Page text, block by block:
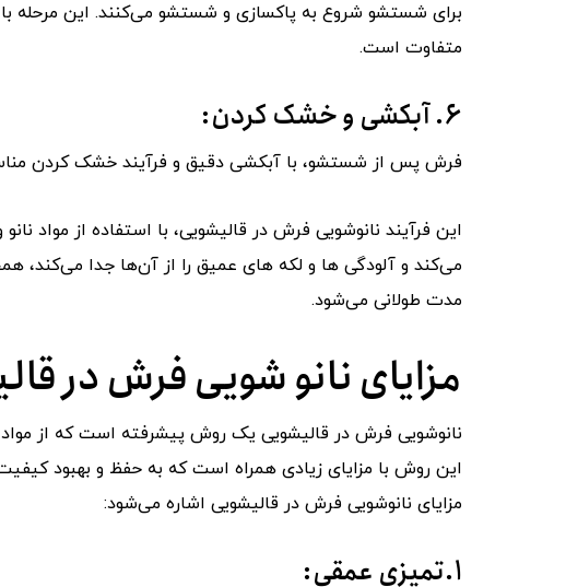
برای شستشو شروع به پاکسازی و شستشو می‌کنند. این مرحله
متفاوت است.
۶. آبکشی و خشک کردن:
فرش پس از شستشو، با آبکشی دقیق و فرآیند خشک کردن
این فرآیند نانوشویی فرش در قالیشویی، با استفاده از مواد
می‌کند و آلودگی ‌ها و لکه ‌های عمیق را از آن‌ها جدا می‌کند،
مدت طولانی می‌شود.
مزایای نانو شویی فرش در
نانوشویی فرش در قالیشویی یک روش پیشرفته است که از
این روش با مزایای زیادی همراه است که به حفظ و بهبود
مزایای نانوشویی فرش در قالیشویی اشاره می‌شود:
۱.تمیزی عمقی: